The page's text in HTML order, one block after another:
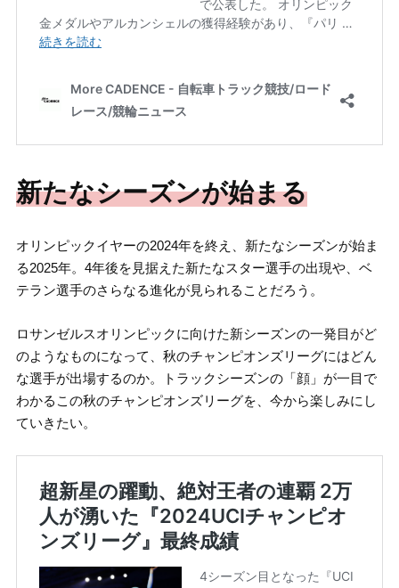
新たなシーズンが始まる
オリンピックイヤーの2024年を終え、新たなシーズンが始ま
る2025年。4年後を見据えた新たなスター選手の出現や、ベ
テラン選手のさらなる進化が見られることだろう。
ロサンゼルスオリンピックに向けた新シーズンの一発目がど
のようなものになって、秋のチャンピオンズリーグにはどん
な選手が出場するのか。トラックシーズンの「顔」が一目で
わかるこの秋のチャンピオンズリーグを、今から楽しみにし
ていきたい。